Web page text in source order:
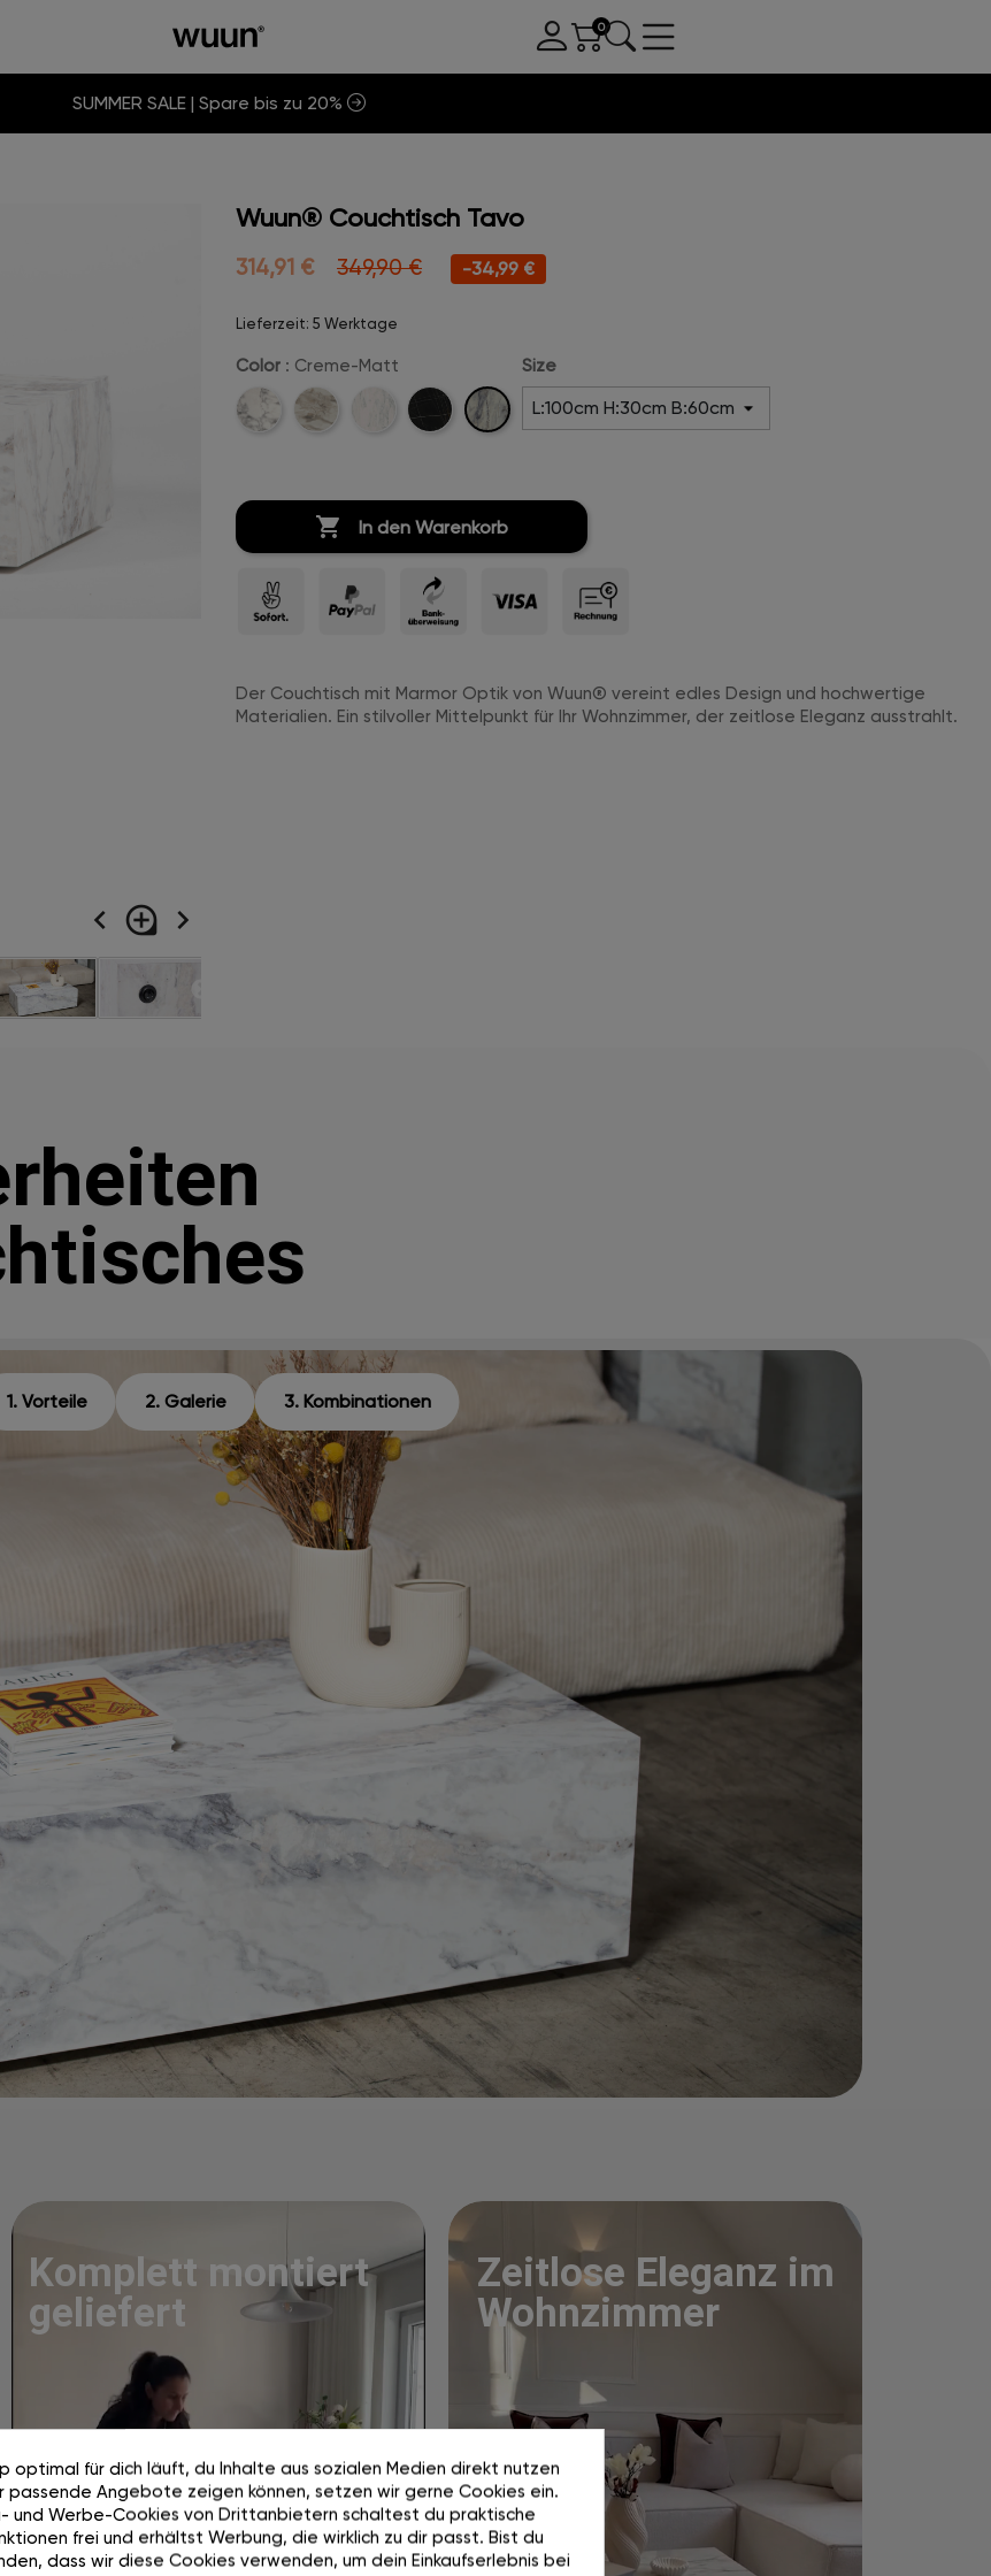
SUMMER SALE | Spare bis zu 20%
navigate_before loupe navigate_next
Wuun® Couchtisch Tavo
314,91 € 349,90 € -34,99 €
Lieferzeit: 5 Werktage
Color : Creme-Matt
Carrara-Champanger-
Marmor-Midnight-Creme-
Matt
Size
 In den Warenkorb
Der Couchtisch mit Marmor Optik von Wuun® vereint edles Design und hochwertige
Materialien. Ein stilvoller Mittelpunkt für Ihr Wohnzimmer, der zeitlose Eleganz ausstrahlt.
1. Vorteile 2. Galerie 3. Kombinationen
Komplett montiert
geliefert
Zeitlose Eleganz im
Wohnzimmer
optimal für dich läuft, du Inhalte aus sozialen Medien direkt nutzen
passende Angebote zeigen können, setzen wir gerne Cookies ein.
und Werbe-Cookies von Drittanbietern schaltest du praktische
frei und erhältst Werbung, die wirklich zu dir passt. Bist du
dass wir diese Cookies verwenden, um dein Einkaufserlebnis bei